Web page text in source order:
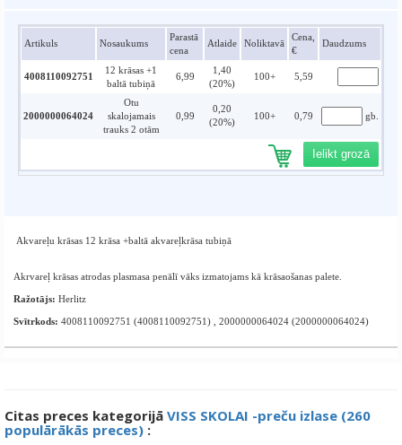
Artikuls Nosaukums
Parastā
cena
Atlaide Noliktavā
Cena,
€
Daudzums
4008110092751
12 krāsas +1
baltā tubiņā
6,99
1,40
(20%)
100+ 5,59
2000000064024
Otu
skalojamais
trauks 2 otām
0,99
0,20
(20%)
100+ 0,79 gb.
Ielikt grozā
Akvareļu krāsas 12 krāsa +baltā akvareļkrāsa tubiņā
Akrvareļ krāsas atrodas plasmasa penālī vāks izmatojams kā krāsaošanas palete.
Ražotājs: Herlitz
Svītrkods: 4008110092751 (4008110092751) , 2000000064024 (2000000064024)
Citas preces kategorijā VISS SKOLAI -preču izlase (260
populārākās preces) :